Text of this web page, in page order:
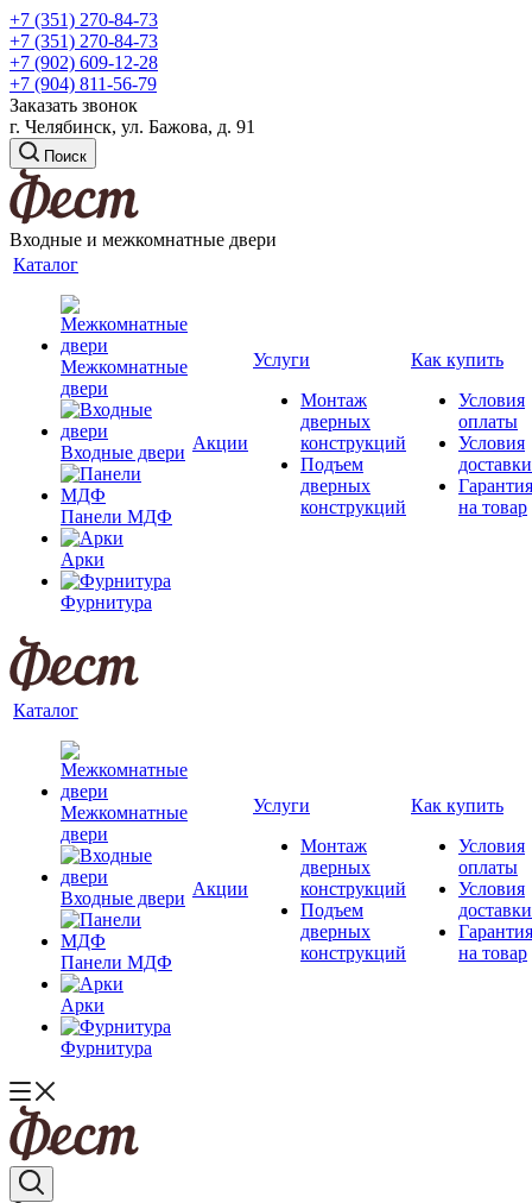
+7 (351) 270-84-73
+7 (351) 270-84-73
+7 (902) 609-12-28
+7 (904) 811-56-79
Заказать звонок
г. Челябинск, ул. Бажова, д. 91
Поиск
Входные и межкомнатные двери
Каталог
Межкомнатные
двери
Входные двери
Панели МДФ
Арки
Фурнитура
Акции
Услуги
Монтаж
дверных
конструкций
Подъем
дверных
конструкций
Как купить
Условия
оплаты
Условия
доставки
Гарантия
на товар
Каталог
Межкомнатные
двери
Входные двери
Панели МДФ
Арки
Фурнитура
Акции
Услуги
Монтаж
дверных
конструкций
Подъем
дверных
конструкций
Как купить
Условия
оплаты
Условия
доставки
Гарантия
на товар